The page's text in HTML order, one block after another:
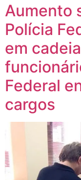
Aumento
Polícia
em
Federal
cargos